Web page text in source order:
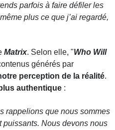
parfois à faire défiler les
plus ce que j’ai regardé,
Matrix. Selon elle, "Who Will
générés par
perception de la réalité.
authentique :
rappelions que nous sommes
puissants. Nous devons nous